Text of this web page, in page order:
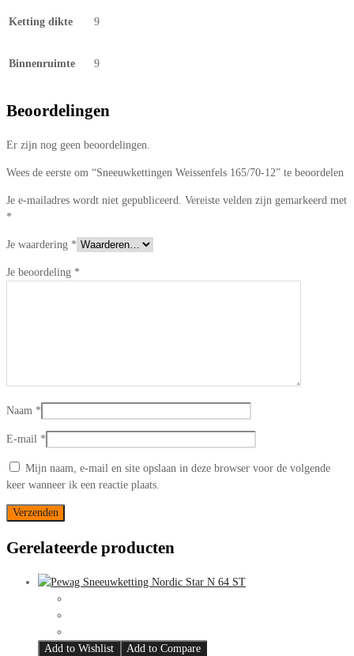
Ketting dikte 9
Binnenruimte 9
Beoordelingen
Er zijn nog geen beoordelingen.
Wees de eerste om “Sneeuwkettingen Weissenfels 165/70-12” te beoordelen
Je e-mailadres wordt niet gepubliceerd. Vereiste velden zijn gemarkeerd met
*
Je waardering *
Je beoordeling *
Naam *
E-mail *
Mijn naam, e-mail en site opslaan in deze browser voor de volgende
keer wanneer ik een reactie plaats.
Gerelateerde producten
Add to Wishlist
Add to Compare